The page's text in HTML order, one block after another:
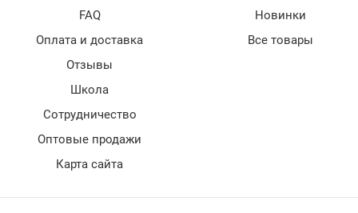
FAQ
Оплата и доставка
Отзывы
Школа
Сотрудничество
Оптовые продажи
Карта сайта
Новинки
Все товары